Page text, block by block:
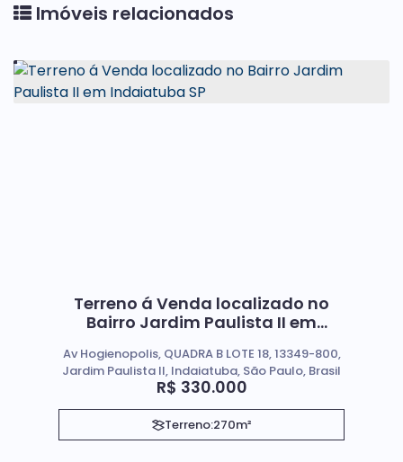
Imóveis relacionados
Terreno á Venda localizado no
Bairro Jardim Paulista II em
R$ 330.000
Av Hogienopolis, QUADRA B LOTE 18, 13349-800,
Jardim Paulista II, Indaiatuba, São Paulo, Brasil
Terreno:270m²